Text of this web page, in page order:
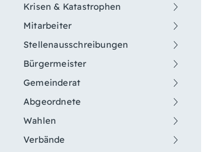
Krisen & Katastrophen
Mitarbeiter
Stellenausschreibungen
Bürgermeister
Gemeinderat
Abgeordnete
Wahlen
Verbände